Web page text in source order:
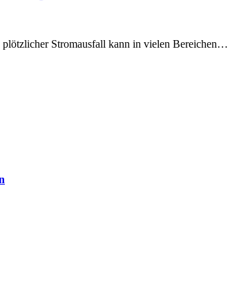
Stromausfall kann in vielen Bereichen…